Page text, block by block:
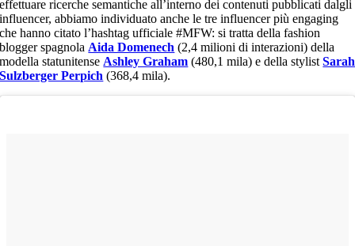
effettuare ricerche semantiche all’interno dei contenuti pubblicati dalgli
influencer, abbiamo individuato anche le tre influencer più engaging
che hanno citato l’hashtag ufficiale #MFW: si tratta della fashion
blogger spagnola Aida Domenech (2,4 milioni di interazioni) della
modella statunitense Ashley Graham (480,1 mila) e della stylistSarah
Sulzberger Perpich (368,4 mila).